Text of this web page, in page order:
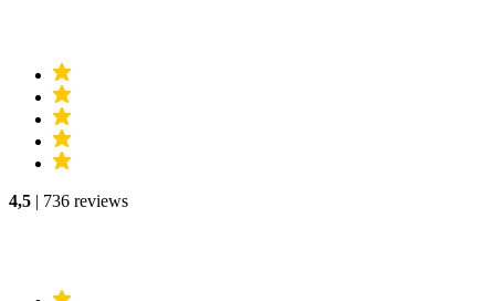
4,5 | 736 reviews